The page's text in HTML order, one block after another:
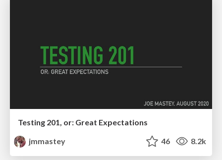
Testing 201, or: Great Expectations
jmmastey
46 8.2k